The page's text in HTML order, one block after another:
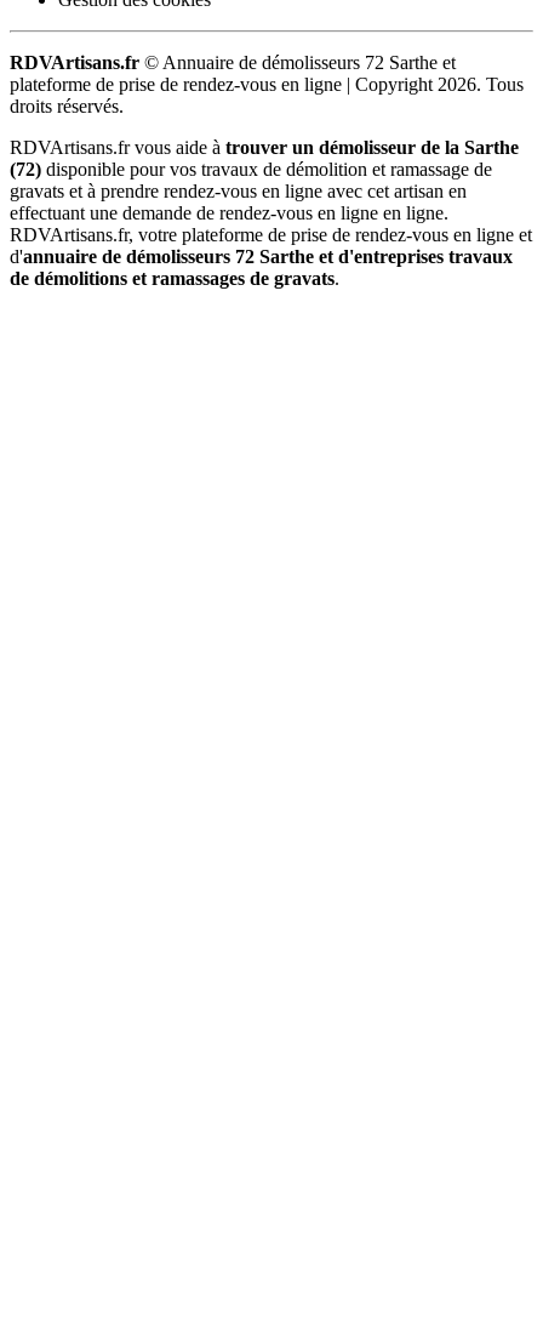
RDVArtisans.fr © Annuaire de démolisseurs 72 Sarthe et
plateforme de prise de rendez-vous en ligne | Copyright 2026. Tous
droits réservés.
RDVArtisans.fr vous aide à trouver un démolisseur de la Sarthe
(72) disponible pour vos travaux de démolition et ramassage de
gravats et à prendre rendez-vous en ligne avec cet artisan en
effectuant une demande de rendez-vous en ligne en ligne.
RDVArtisans.fr, votre plateforme de prise de rendez-vous en ligne et
d'annuaire de démolisseurs 72 Sarthe et d'entreprises travaux
de démolitions et ramassages de gravats.